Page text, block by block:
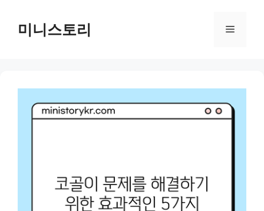
content미니스토리 Menu